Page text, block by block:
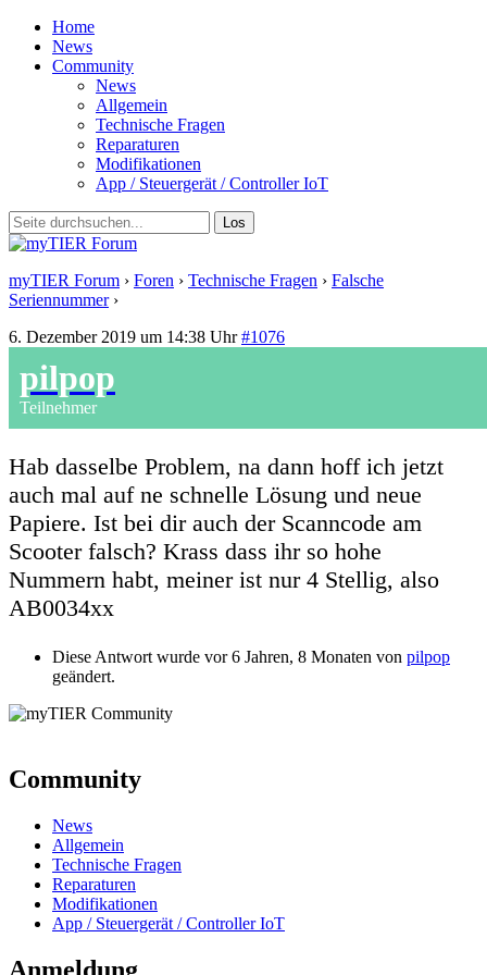
Home
News
Community
News
Allgemein
Technische Fragen
Reparaturen
Modifikationen
App / Steuergerät / Controller IoT
myTIER Forum › Foren › Technische Fragen › Falsche
Seriennummer ›
6. Dezember 2019 um 14:38 Uhr #1076
pilpop
Teilnehmer
Hab dasselbe Problem, na dann hoff ich jetzt
auch mal auf ne schnelle Lösung und neue
Papiere. Ist bei dir auch der Scanncode am
Scooter falsch? Krass dass ihr so hohe
Nummern habt, meiner ist nur 4 Stellig, also
AB0034xx
Diese Antwort wurde vor 6 Jahren, 8 Monaten von pilpop
geändert.
Community
News
Allgemein
Technische Fragen
Reparaturen
Modifikationen
App / Steuergerät / Controller IoT
Anmeldung